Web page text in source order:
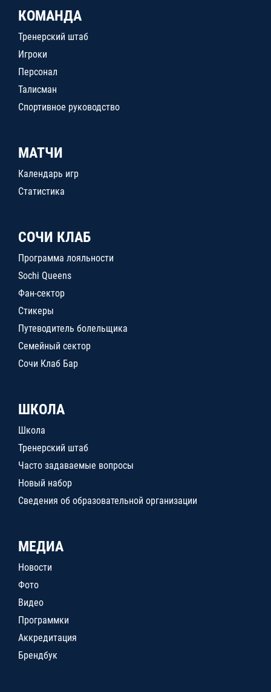
КОМАНДА
Тренерский штаб
Игроки
Персонал
Талисман
Спортивное руководство
МАТЧИ
Календарь игр
Статистика
СОЧИ КЛАБ
Программа лояльности
Sochi Queens
Фан-сектор
Стикеры
Путеводитель болельщика
Семейный сектор
Сочи Клаб Бар
ШКОЛА
Школа
Тренерский штаб
Часто задаваемые вопросы
Новый набор
Сведения об образовательной организации
МЕДИА
Новости
Фото
Видео
Программки
Аккредитация
Брендбук